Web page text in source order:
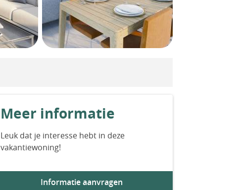
Meer informatie
Leuk dat je interesse hebt in deze
vakantiewoning!
Informatie aanvragen